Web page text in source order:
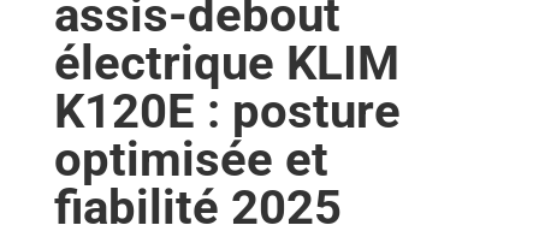
assis-debout
électrique KLIM
K120E : posture
optimisée et
fiabilité 2025